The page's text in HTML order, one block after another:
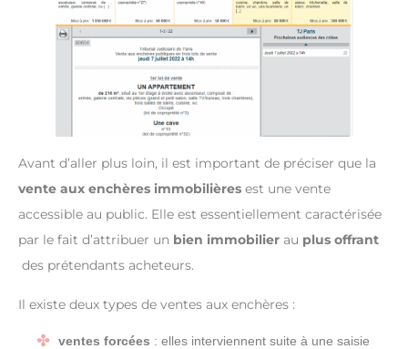
Avant d’aller plus loin, il est important de préciser que la
vente aux enchères immobilières est une vente
accessible au public. Elle est essentiellement caractérisée
par le fait d’attribuer un bien immobilier au plus offrant
des prétendants acheteurs.
Il existe deux types de ventes aux enchères :
ventes forcées : elles interviennent suite à une saisie